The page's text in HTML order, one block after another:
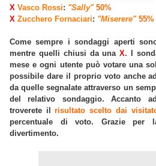
X Vasco Rossi: "Sally" 50%
X Zucchero Fornaciari: "Miserere"55%
Come sempre i sondaggi aperti
mentre quelli chiusi da unaX. I
mese e ogni utente può votare una
possibile dare il proprio voto anche
da quelle segnalate attraverso un
del relativo sondaggio. Accanto
troverete ilrisultato scelto dai
percentuale di voto. Grazie per
divertimento.